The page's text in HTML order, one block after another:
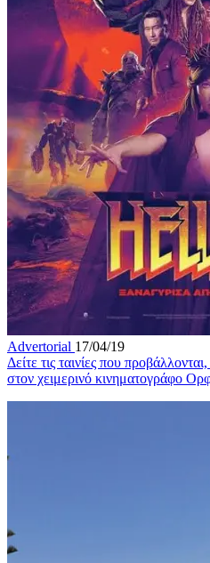
Advertorial 17/04/19
Δείτε τις ταινίες που
στον χειμερινό κινηματογράφο